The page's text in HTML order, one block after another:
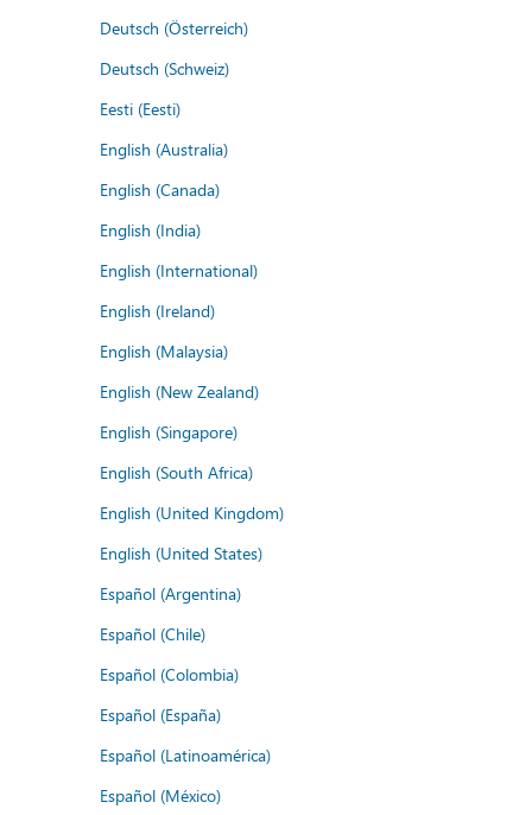
Deutsch (Österreich)
Deutsch (Schweiz)
Eesti (Eesti)
English (Australia)
English (Canada)
English (India)
English (International)
English (Ireland)
English (Malaysia)
English (New Zealand)
English (Singapore)
English (South Africa)
English (United Kingdom)
English (United States)
Español (Argentina)
Español (Chile)
Español (Colombia)
Español (España)
Español (Latinoamérica)
Español (México)